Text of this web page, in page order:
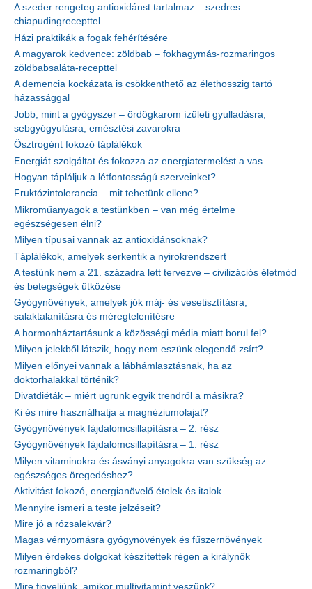
A szeder rengeteg antioxidánst tartalmaz – szedres
chiapudingrecepttel
Házi praktikák a fogak fehérítésére
A magyarok kedvence: zöldbab – fokhagymás-rozmaringos
zöldbabsaláta-recepttel
A demencia kockázata is csökkenthető az élethosszig tartó
házassággal
Jobb, mint a gyógyszer – ördögkarom ízületi gyulladásra,
sebgyógyulásra, emésztési zavarokra
Ösztrogént fokozó táplálékok
Energiát szolgáltat és fokozza az energiatermelést a vas
Hogyan tápláljuk a létfontosságú szerveinket?
Fruktózintolerancia – mit tehetünk ellene?
Mikroműanyagok a testünkben – van még értelme
egészségesen élni?
Milyen típusai vannak az antioxidánsoknak?
Táplálékok, amelyek serkentik a nyirokrendszert
A testünk nem a 21. századra lett tervezve – civilizációs életmód
és betegségek ütközése
Gyógynövények, amelyek jók máj- és vesetisztításra,
salaktalanításra és méregtelenítésre
A hormonháztartásunk a közösségi média miatt borul fel?
Milyen jelekből látszik, hogy nem eszünk elegendő zsírt?
Milyen előnyei vannak a lábhámlasztásnak, ha az
doktorhalakkal történik?
Divatdiéták – miért ugrunk egyik trendről a másikra?
Ki és mire használhatja a magnéziumolajat?
Gyógynövények fájdalomcsillapításra – 2. rész
Gyógynövények fájdalomcsillapításra – 1. rész
Milyen vitaminokra és ásványi anyagokra van szükség az
egészséges öregedéshez?
Aktivitást fokozó, energianövelő ételek és italok
Mennyire ismeri a teste jelzéseit?
Mire jó a rózsalekvár?
Magas vérnyomásra gyógynövények és fűszernövények
Milyen érdekes dolgokat készítettek régen a királynők
rozmaringból?
Mire figyeljünk, amikor multivitamint veszünk?